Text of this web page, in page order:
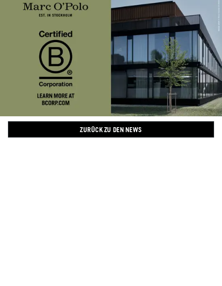
ZURÜCK ZU DEN NEWS